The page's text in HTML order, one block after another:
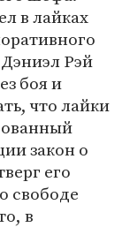
в лайках
Рэй
боя и
что лайки
закон о
его
свободе
в